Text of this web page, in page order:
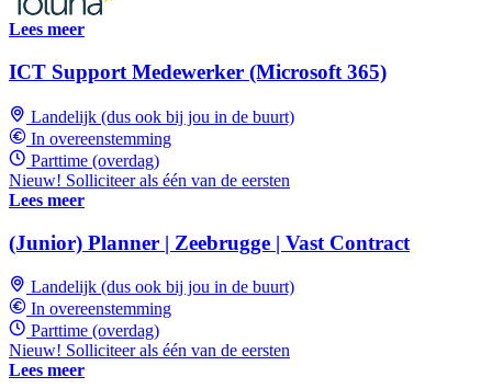
Lees meer
ICT Support Medewerker (Microsoft 365)
Landelijk (dus ook bij jou in de buurt)
In overeenstemming
Parttime (overdag)
Nieuw! Solliciteer als één van de eersten
Lees meer
(Junior) Planner | Zeebrugge | Vast Contract
Landelijk (dus ook bij jou in de buurt)
In overeenstemming
Parttime (overdag)
Nieuw! Solliciteer als één van de eersten
Lees meer